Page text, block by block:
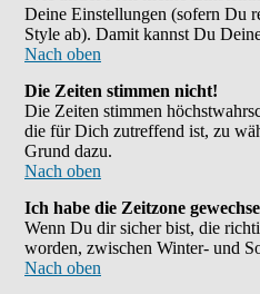
Deine Einstellungen (sofern Du
Style ab). Damit kannst Du
Nach oben
Die Zeiten stimmen nicht!
Die Zeiten stimmen
die für Dich zutreffend ist, zu
Grund dazu.
Nach oben
Ich habe die Zeitzone
Wenn Du dir sicher bist, die
worden, zwischen Winter- und
Nach oben